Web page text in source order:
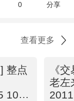
0 分享
查看更多
整点
10：
《
老左